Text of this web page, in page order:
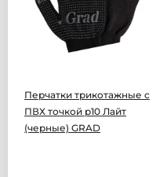
Перчатки трикотажные с
ПВХ точкой р10 Лайт
(черные) GRAD